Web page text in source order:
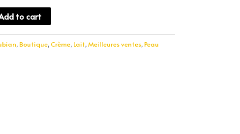
to cart
, Boutique, Crème, Lait,Meilleures ventes, Peau